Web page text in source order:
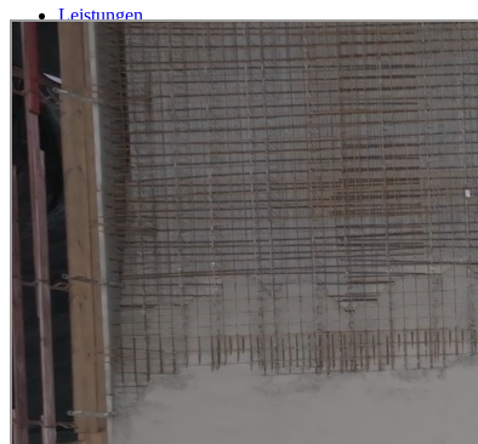
Leistungen
Wohnungsbau
Schlüsselfertigbau
Industrie- und Gewerbebau
Tiefbau